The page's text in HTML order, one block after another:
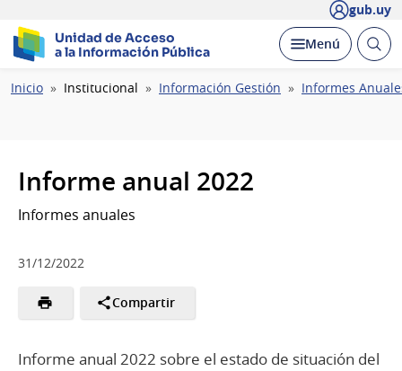
gub.uy
Unidad de Acceso
a la Información Pública
Desplegar
Menú Abrir
Ruta
Inicio Institucional Información Gestión Informes
Informe anual 2022
Informes anuales
31/12/2022
Compartir
Informe anual 2022 sobre el estado de situación del